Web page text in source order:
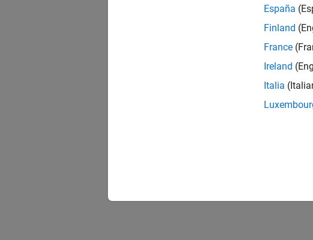
España
Finland
France
Ireland
Italia